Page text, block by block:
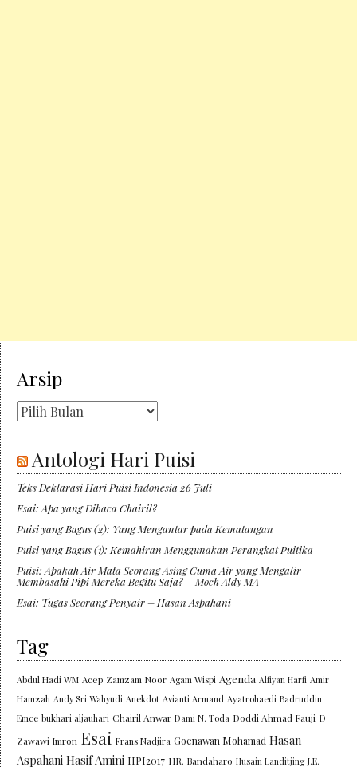
Arsip
Arsip
Antologi Hari Puisi
Teks Deklarasi Hari Puisi Indonesia 26 Juli
Esai: Apa yang Dibaca Chairil?
Puisi yang Bagus (2): Yang Mengantar pada Kematangan
Puisi yang Bagus (1): Kemahiran Menggunakan Perangkat Puitika
Puisi: Apakah Air Mata Seorang Asing Cuma Air yang Mengalir
Membasahi Pipi Mereka Begitu Saja? – Moch Aldy MA
Esai: Tugas Seorang Penyair – Hasan Aspahani
Tag
Abdul Hadi WM Acep Zamzam Noor Agam Wispi Agenda Alfiyan Harfi Amir
Hamzah Andy Sri Wahyudi Anekdot Avianti Armand Ayatrohaedi Badruddin
Emce bukhari aljauhari Chairil Anwar Dami N. Toda Doddi Ahmad Fauji D
Zawawi Imron Esai Frans Nadjira Goenawan Mohamad Hasan
Aspahani Hasif Amini HPI2017 HR. Bandaharo Husain Landitjing J.E.